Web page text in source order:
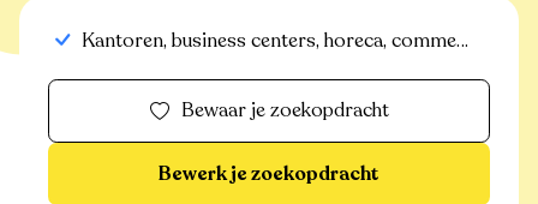
Kantoren, business centers, horeca, commerciële panden, handelspanden, bedrijfsvastgoed, industrieel-magazijn-logistiek, commerciele gronden
Bewaar je zoekopdracht
Bewerk je zoekopdracht